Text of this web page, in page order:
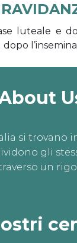
luteale e
dopo
si trovano
gli
un